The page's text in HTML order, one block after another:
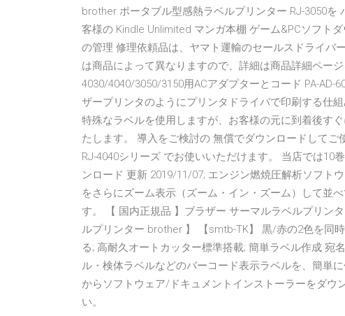
brother ポータブル型感熱ラベルプリンター RJ-3050
客様の Kindle Unlimited マンガ本棚 ゲーム&PCソフト
の管理 修理依頼品は、ヤマト運輸のセールスドライバ
は商品によって異なりますので、詳細は商品詳細ペー
4030/4040/3050/3150用ACアダプターとコード PA-
ザープリンタのようにプリンタドライバで印刷する仕
特殊なラベルを使用しますが、お客様の元に到着後す
たします。 導入をご検討の 無償でダウンロードして
RJ-4040シリーズ でお使いいただけます。 当店では10
ンロード 更新 2019/11/07; エンジン燃焼圧解析ソフト
をさらにズーム表示（ズーム・イン・ズーム）して並
す。 【 国内正規品 】ブラザー サーマルラベルプリン
ルプリンター brother 】 【smtb-TK】 黒/赤の2色を同
る; 高耐久オートカッター標準搭載; 簡単ラベル作成 宛
ル・検体ラベルなどのバーコード表示ラベルを、簡単
からソフトウェア/ドキュメントインストーラーをダウ
い。